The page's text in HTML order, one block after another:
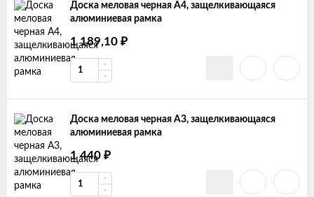
Доска меловая черная А4, защелкивающаяся
алюминиевая рамка
1 189,10 ₽
Доска меловая черная А3, защелкивающаяся
алюминиевая рамка
1 440 ₽